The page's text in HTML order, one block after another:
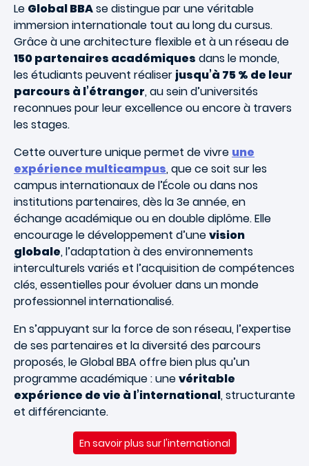
Le Global BBAse distingue par une véritable
immersion internationale tout au long du cursus.
Grâce à une architecture flexible et à un réseau de
150 partenaires académiques dans le monde,
les étudiants peuvent réaliser jusqu’à 75 % de leur
parcours à l’étranger, au sein d’universités
reconnues pour leur excellence ou encore à travers
les stages.
Cette ouverture unique permet de vivre une
expérience multicampus, que ce soit sur les
campus internationaux de l’École ou dans nos
institutions partenaires, dès la 3e année, en
échange académique ou en double diplôme. Elle
encourage le développement d’unevision
globale, l’adaptation à des environnements
interculturels variés et l’acquisition de compétences
clés, essentielles pour évoluer dans un monde
professionnel internationalisé.
En s’appuyant sur la force de son réseau, l’expertise
de ses partenaires et la diversité des parcours
proposés, le Global BBA offre bien plus qu’un
programme académique : unevéritable
expérience de vie à l’international, structurante
et différenciante.
En savoir plus sur l'international